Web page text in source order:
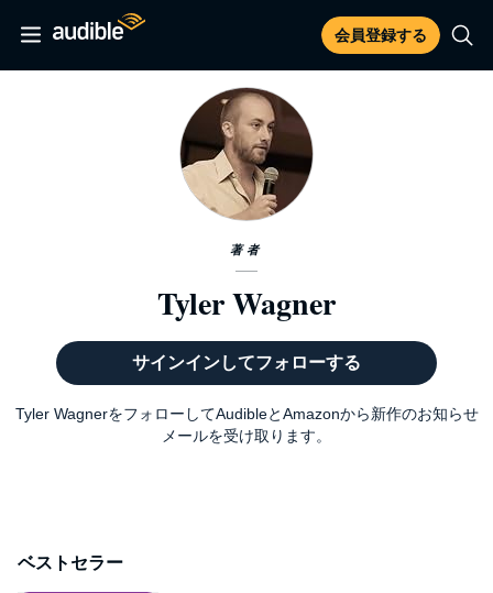
会員登録する
著者
Tyler Wagner
サインインしてフォローする
Tyler WagnerをフォローしてAudibleとAmazonから新作のお知らせ
メールを受け取ります。
ベストセラー